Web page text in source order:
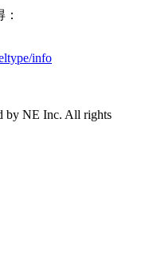
info
by NE Inc. All rights